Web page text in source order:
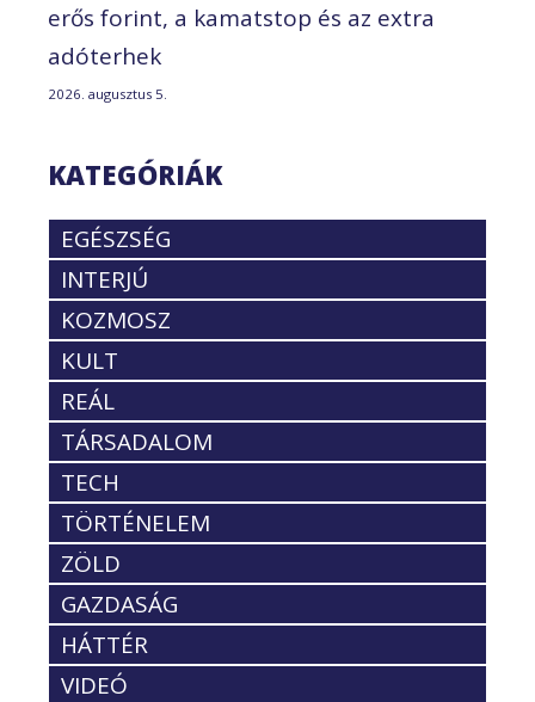
erős forint, a kamatstop és az extra
adóterhek
2026. augusztus 5.
KATEGÓRIÁK
EGÉSZSÉG
INTERJÚ
KOZMOSZ
KULT
REÁL
TÁRSADALOM
TECH
TÖRTÉNELEM
ZÖLD
GAZDASÁG
HÁTTÉR
VIDEÓ